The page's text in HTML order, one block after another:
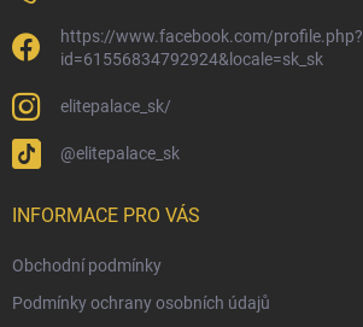
https://www.facebook.com/profile.php?
id=61556834792924&locale=sk_sk
elitepalace_sk/
@elitepalace_sk
INFORMACE PRO VÁS
Obchodní podmínky
Podmínky ochrany osobních údajů